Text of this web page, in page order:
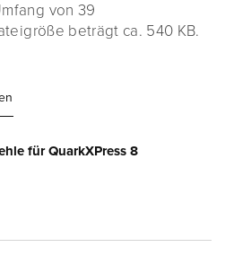
von 39
beträgt ca. 540 KB.
für QuarkXPress 8